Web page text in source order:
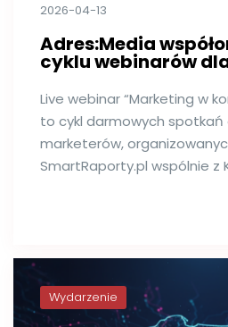
2026-04-13
Adres:Media
cyklu webinarów
Live webinar “Marketing w
to cykl darmowych spotkań
marketerów,
SmartRaporty.pl wspólnie z
Wydarzenie